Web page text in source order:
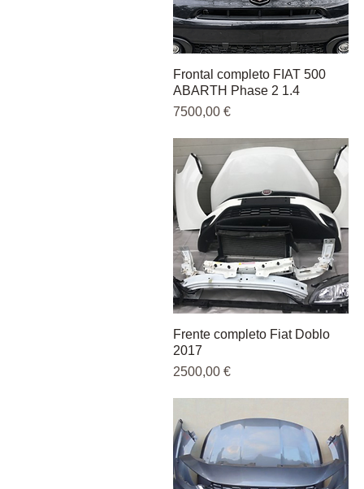
Vista rápida
Frontal completo FIAT 500
ABARTH Phase 2 1.4
Precio
7500,00 €
Vista rápida
Frente completo Fiat Doblo
2017
Precio
2500,00 €